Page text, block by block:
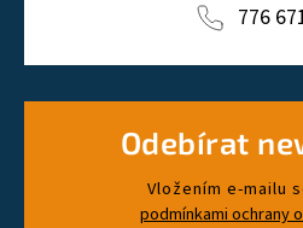
776
Odebírat
Vložením e-mailu
podmínkami ochrany